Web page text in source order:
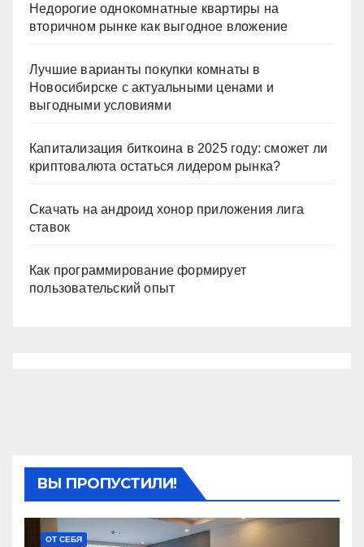
Недорогие однокомнатные квартиры на
вторичном рынке как выгодное вложение
Лучшие варианты покупки комнаты в
Новосибирске с актуальными ценами и
выгодными условиями
Капитализация биткоина в 2025 году: сможет ли
криптовалюта остаться лидером рынка?
Скачать на андроид хонор приложения лига
ставок
Как программирование формирует
пользовательский опыт
ВЫ ПРОПУСТИЛИ!
ОТ СЕБЯ